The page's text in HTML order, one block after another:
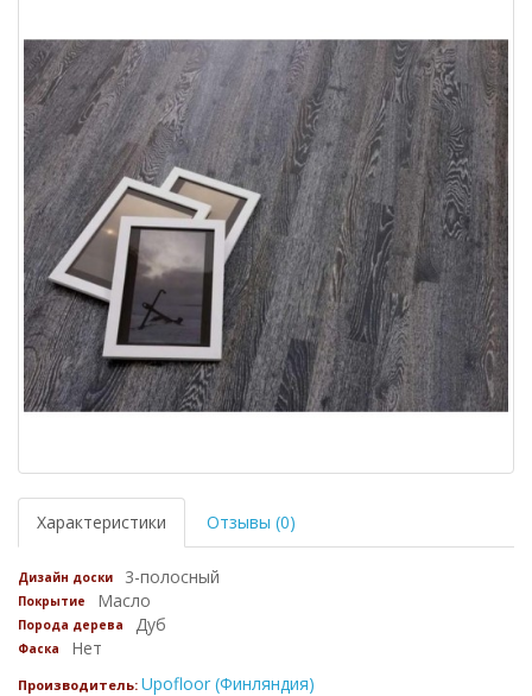
Характеристики Отзывы (0)
Дизайн доски 3-полосный
Покрытие Масло
Порода дерева Дуб
Фаска Нет
Производитель: Upofloor (Финляндия)